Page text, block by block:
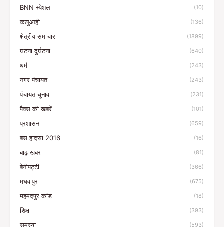
BNN स्पेशल (10)
कलुआही (136)
क्षेत्रीय समाचार (1899)
घटना दुर्घटना (640)
धर्म (243)
नगर पंचायत (243)
पंचायत चुनाव (231)
पैक्स की खबरें (101)
प्रशासन (659)
बस हादसा 2016 (16)
बाढ़ खबर (81)
बेनीपट्टी (366)
मधवापुर (675)
महमदपुर कांड (18)
शिक्षा (393)
समस्या (593)